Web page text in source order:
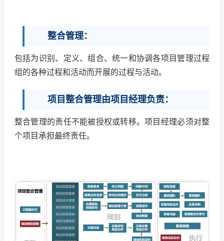
整合管理：
包括为识别、定义、组合、统一和协调各项目管理过程
组的各种过程和活动而开展的过程与活动。
项目整合管理由项目经理负责：
整合管理的责任不能被授权或转移。项目经理必须对整
个项目承担最终责任。